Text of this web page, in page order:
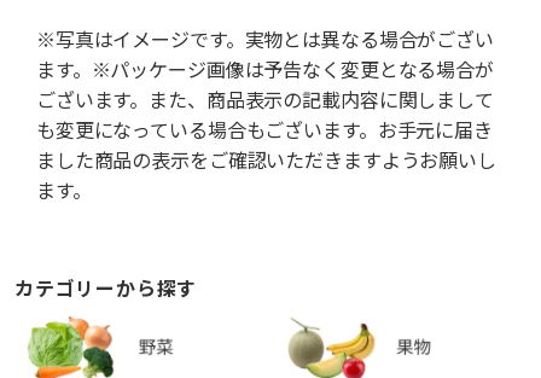
※写真はイメージです。実物とは異なる場合がござい
ます。※パッケージ画像は予告なく変更となる場合が
ございます。また、商品表示の記載内容に関しまして
も変更になっている場合もございます。お手元に届き
ました商品の表示をご確認いただきますようお願いし
ます。
カテゴリーから探す